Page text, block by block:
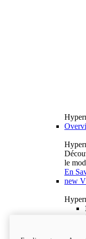
le
En
new
18 895